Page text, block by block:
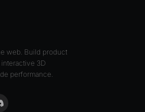
web. Build product
3D
performance.